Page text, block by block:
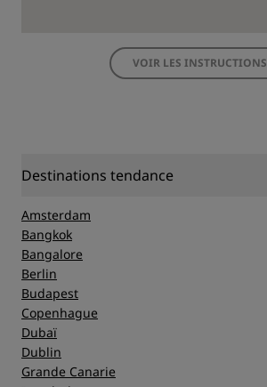
VOIR LES INSTRUCTIONS
Destinations tendance
Amsterdam
Bangkok
Bangalore
Berlin
Budapest
Copenhague
Dubaï
Dublin
Grande Canarie